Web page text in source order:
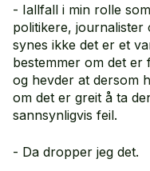
- Iallfall i min rolle
politikere, journalister
synes ikke det er et
bestemmer om det
og hevder at dersom
om det er greit å ta
sannsynligvis feil.
- Da dropper jeg det.